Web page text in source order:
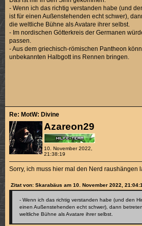
- Wenn ich das richtig verstanden habe (und
ist für einen Außenstehenden echt schwer),
die weltliche Bühne als Avatare ihrer selbst.
- Im nordischen Götterkreis der Germanen
passen.
- Aus dem griechisch-römischen Pantheon
unbekannten Halbgott ins Rennen bringen.
Azareon29
10. November 2022,
21:38:19
Re: MotW: Divine
Sorry, ich muss hier mal den Nerd raushängen
Zitat von: Skarabäus am 10. November 2022,
- Wenn ich das richtig verstanden habe (und den
einen Außenstehenden echt schwer), dann
weltliche Bühne als Avatare ihrer selbst.